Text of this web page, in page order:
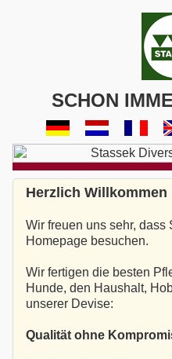
SCHON
Herzlich Willkommen
Wir freuen uns sehr, dass
Homepage besuchen.
Wir fertigen die besten
Hunde, den Haushalt,
unserer Devise:
Qualität ohne